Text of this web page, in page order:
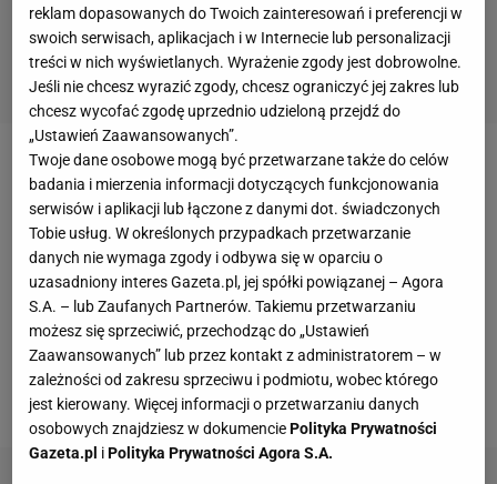
Była 37. minuta meczu, kiedyCasemirodograł piłkę
w pole karne do Sergio Ramosa. Defensor
„Królewskich” próbował zdobyć bramkę głową, ale
pechowo „nadział się” na kopnięcie Lucasa
Hernandeza i zalał się krwią. Pierwszą połowę
dokończył z wacikami w nosie, na drugą już nie
wybiegł – został zmieniony przez Nacho
Fernandeza.
reklam dopasowanych do Twoich zainteresowań i preferencji w
swoich serwisach, aplikacjach i w Internecie lub personalizacji
treści w nich wyświetlanych. Wyrażenie zgody jest dobrowolne.
Jeśli nie chcesz wyrazić zgody, chcesz ograniczyć jej zakres lub
chcesz wycofać zgodę uprzednio udzieloną przejdź do
„Ustawień Zaawansowanych”.
Twoje dane osobowe mogą być przetwarzane także do celów
badania i mierzenia informacji dotyczących funkcjonowania
serwisów i aplikacji lub łączone z danymi dot. świadczonych
Tobie usług. W określonych przypadkach przetwarzanie
danych nie wymaga zgody i odbywa się w oparciu o
uzasadniony interes Gazeta.pl, jej spółki powiązanej – Agora
S.A. – lub Zaufanych Partnerów. Takiemu przetwarzaniu
możesz się sprzeciwić, przechodząc do „Ustawień
Zaawansowanych” lub przez kontakt z administratorem – w
zależności od zakresu sprzeciwu i podmiotu, wobec którego
jest kierowany. Więcej informacji o przetwarzaniu danych
osobowych znajdziesz w dokumenciePolityka Prywatności
Gazeta.pl iPolityka Prywatności Agora S.A.